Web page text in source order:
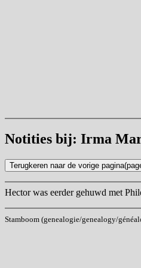
Notities bij: Irma
Hector was eerder gehuwd met
Stamboom (genealogie/genealogy/